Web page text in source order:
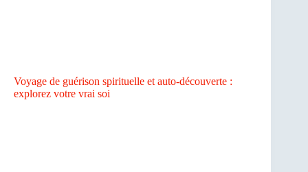
Voyage de guérison spirituelle et auto-découverte :
explorez votre vrai soi